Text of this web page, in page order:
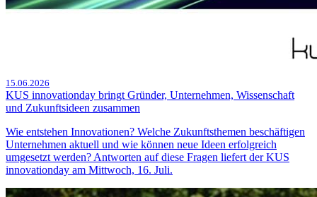
15.06.2026
KUS innovationday bringt Gründer, Unternehmen, Wissenschaft
und Zukunftsideen zusammen
Wie entstehen Innovationen? Welche Zukunftsthemen beschäftigen
Unternehmen aktuell und wie können neue Ideen erfolgreich
umgesetzt werden? Antworten auf diese Fragen liefert der KUS
innovationday am Mittwoch, 16. Juli.